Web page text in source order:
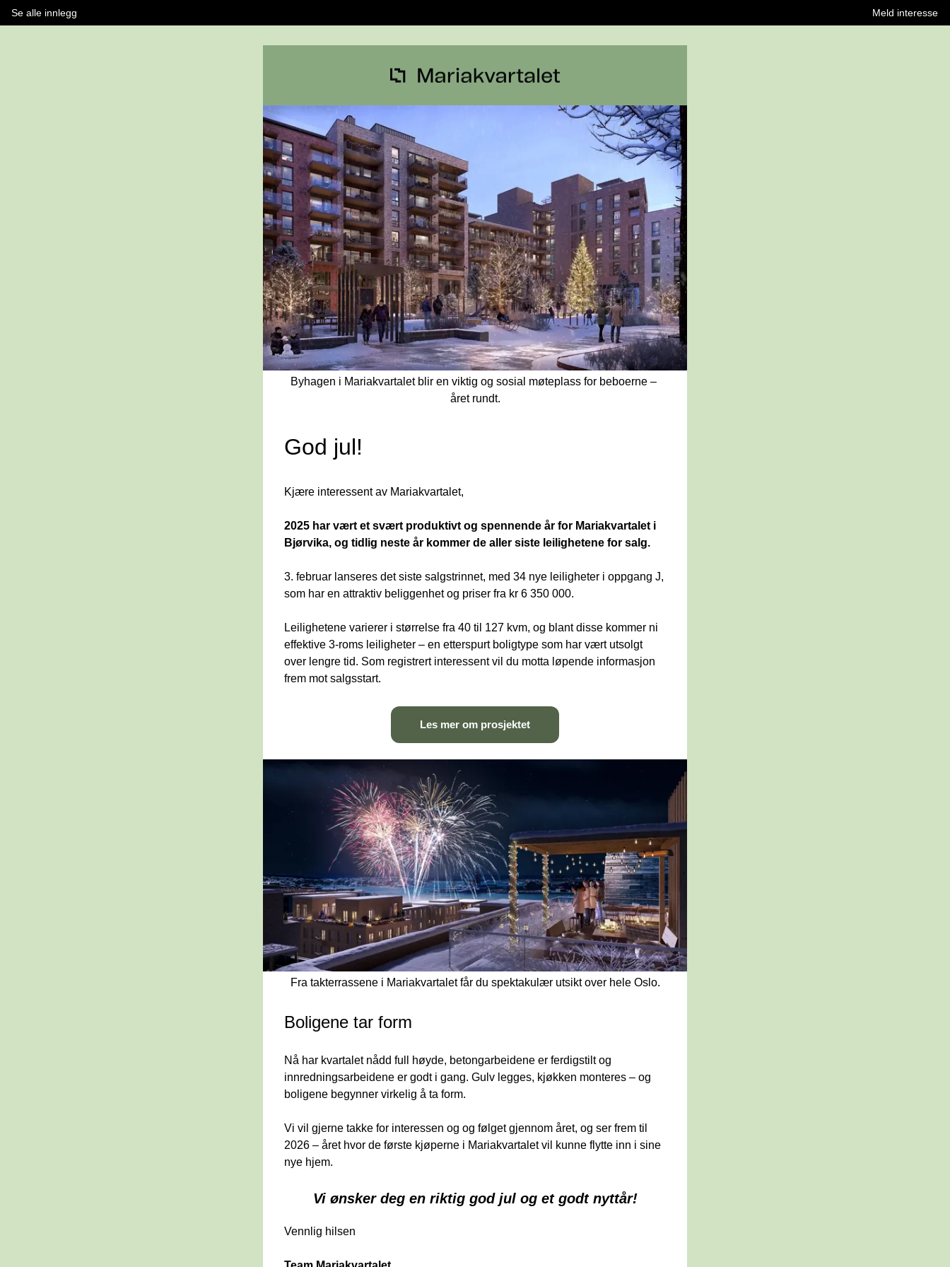
Se alle innlegg Meld interesse
Byhagen i Mariakvartalet blir en viktig og sosial møteplass for beboerne –
året rundt.
God jul!
Kjære interessent av Mariakvartalet,
2025 har vært et svært produktivt og spennende år for Mariakvartalet i
Bjørvika, og tidlig neste år kommer de aller siste leilighetene for salg.
3. februar lanseres det siste salgstrinnet, med 34 nye leiligheter i oppgang J,
som har en attraktiv beliggenhet og priser fra kr 6 350 000.
Leilighetene varierer i størrelse fra 40 til 127 kvm, og blant disse kommer ni
effektive 3-roms leiligheter – en etterspurt boligtype som har vært utsolgt
over lengre tid. Som registrert interessent vil du motta løpende informasjon
frem mot salgsstart.
Les mer om prosjektet
Fra takterrassene i Mariakvartalet får du spektakulær utsikt over hele Oslo.
Boligene tar form
Nå har kvartalet nådd full høyde, betongarbeidene er ferdigstilt og
innredningsarbeidene er godt i gang. Gulv legges, kjøkken monteres – og
boligene begynner virkelig å ta form.
Vi vil gjerne takke for interessen og og følget gjennom året, og ser frem til
2026 – året hvor de første kjøperne i Mariakvartalet vil kunne flytte inn i sine
nye hjem.
Vi ønsker deg en riktig god jul og et godt nyttår!
Vennlig hilsen